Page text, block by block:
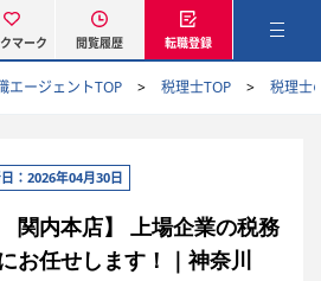
マーク 閲覧履歴 転職登録
エージェントTOP 税理士TOP 税理士
：2026年04月30日
関内本店】 上場企業の税務
お任せします！｜神奈川